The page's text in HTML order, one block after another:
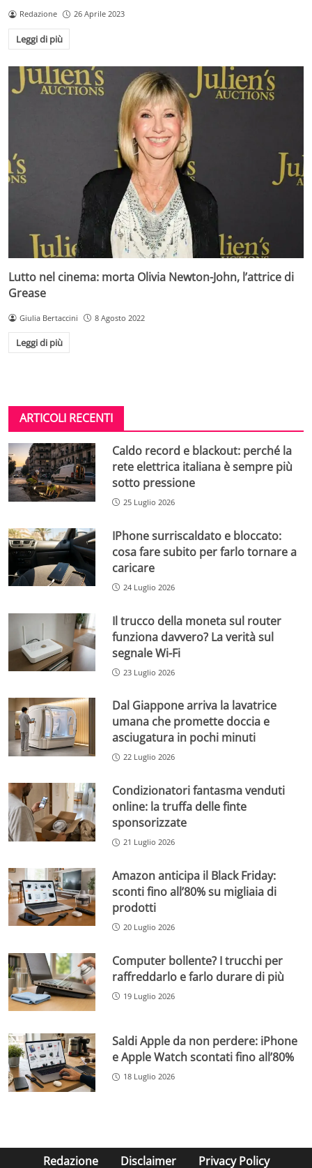
Redazione 26 Aprile 2023
Leggi di più
Lutto nel cinema: morta Olivia Newton-John, l’attrice di
Grease
Giulia Bertaccini 8 Agosto 2022
Leggi di più
ARTICOLI RECENTI
Caldo record e blackout: perché la
rete elettrica italiana è sempre più
sotto pressione
25 Luglio 2026
IPhone surriscaldato e bloccato:
cosa fare subito per farlo tornare a
caricare
24 Luglio 2026
Il trucco della moneta sul router
funziona davvero? La verità sul
segnale Wi-Fi
23 Luglio 2026
Dal Giappone arriva la lavatrice
umana che promette doccia e
asciugatura in pochi minuti
22 Luglio 2026
Condizionatori fantasma venduti
online: la truffa delle finte
sponsorizzate
21 Luglio 2026
Amazon anticipa il Black Friday:
sconti fino all’80% su migliaia di
prodotti
20 Luglio 2026
Computer bollente? I trucchi per
raffreddarlo e farlo durare di più
19 Luglio 2026
Saldi Apple da non perdere: iPhone
e Apple Watch scontati fino all’80%
18 Luglio 2026
Redazione Disclaimer Privacy Policy